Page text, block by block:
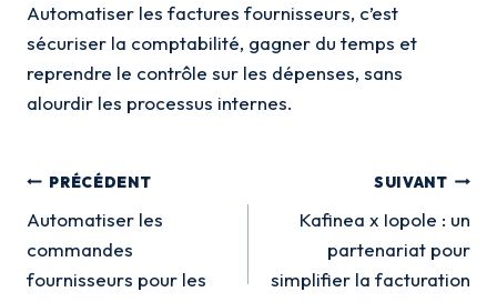
Automatiser les factures fournisseurs, c’est
sécuriser la comptabilité, gagner du temps et
reprendre le contrôle sur les dépenses, sans
alourdir les processus internes.
Navigation
de
l’article
PRÉCÉDENT
Automatiser les
commandes
fournisseurs pour les
SUIVANT
Kafinea x Iopole : un
partenariat pour
simplifier la facturation